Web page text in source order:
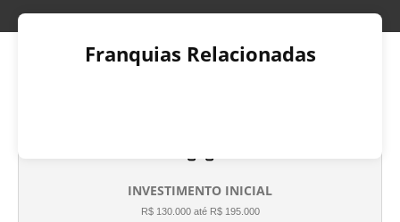
Franquias Relacionadas
INVESTIMENTO INICIAL
R$ 130.000 até R$ 195.000